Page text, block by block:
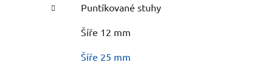
Puntíkované stuhy
Šíře 12 mm
Šíře 25 mm